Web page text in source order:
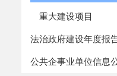
重大建设项目
法治政府建设年度报
公共企事业单位信息